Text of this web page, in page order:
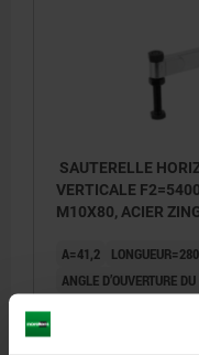
SAUTERELLE
VERTICALE
M10X80, ACIER
A=41,2
LONGUEUR=280
ANGLE D’OUVERTURE